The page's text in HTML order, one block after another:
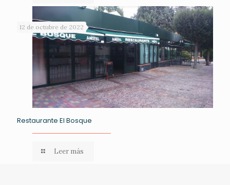
12 de octubre de 2022
Restaurante El Bosque
Leer más